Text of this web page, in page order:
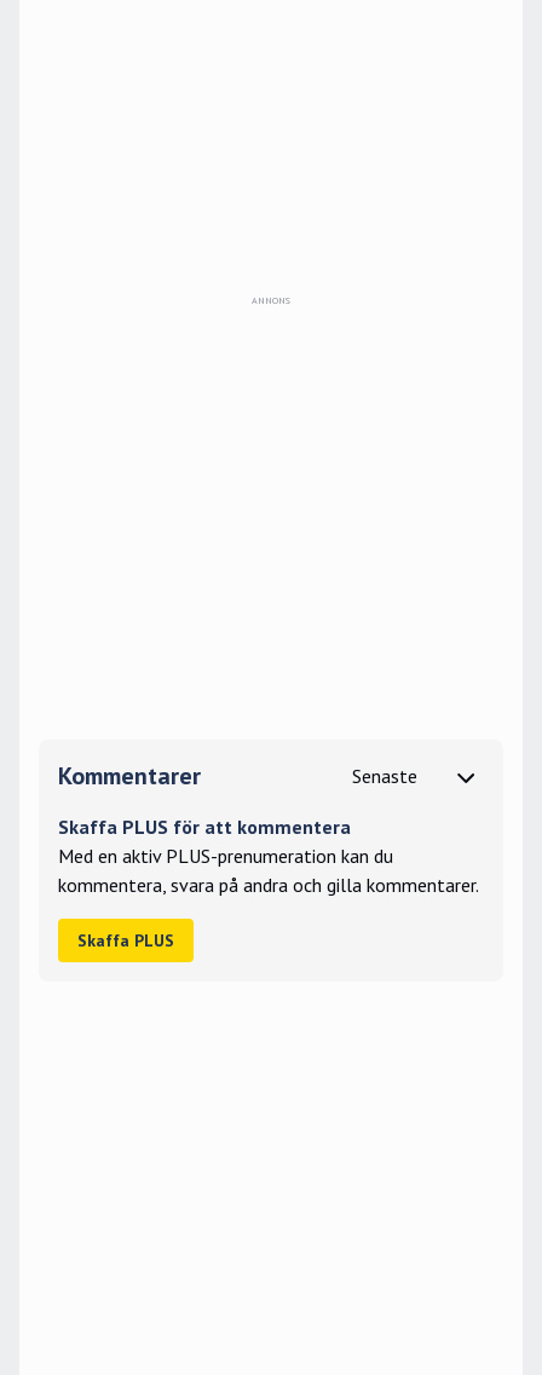
Kommentarer
Skaffa PLUS för att kommentera
Med en aktiv PLUS-prenumeration kan du
kommentera, svara på andra och gilla kommentarer.
Skaffa PLUS